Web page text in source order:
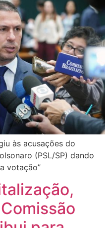
às acusações do
(PSL/SP) dando
votação”